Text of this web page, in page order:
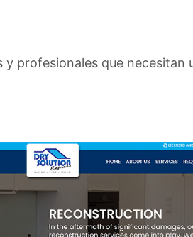
profesionales que necesitan